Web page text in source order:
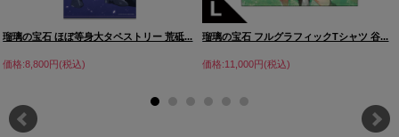
瑠璃の宝石 ほぼ等身大タペストリー 荒砥...
価格:8,800円(税込)
瑠璃の宝石 フルグラフィックTシャツ 谷...
価格:11,000円(税込)